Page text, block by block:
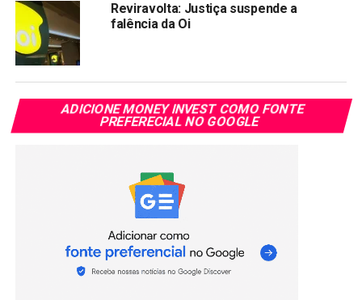
Reviravolta: Justiça suspende a
falência da Oi
ADICIONE MONEY INVEST COMO FONTE
PREFERECIAL NO GOOGLE